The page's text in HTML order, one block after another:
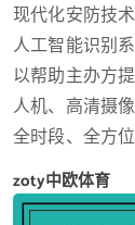
现代化安防技
人工智能识别
以帮助主办方
人机、高清摄
全时段、全方
zoty中欧体育